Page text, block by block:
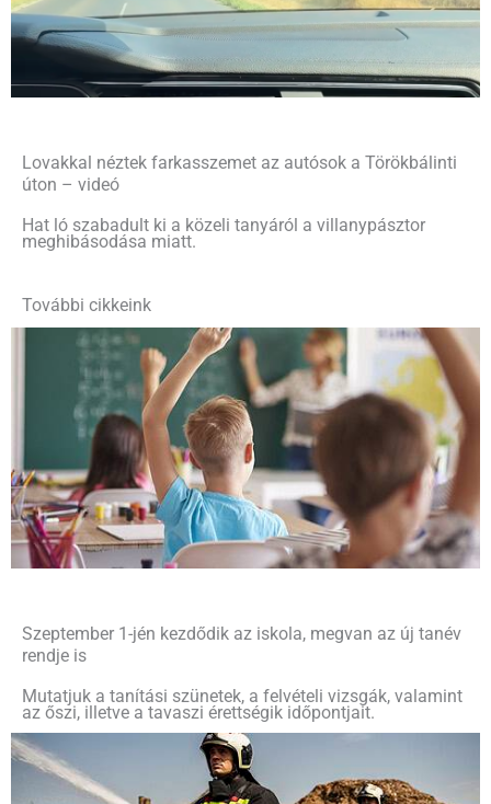
Lovakkal néztek farkasszemet az autósok a Törökbálinti
úton – videó
Hat ló szabadult ki a közeli tanyáról a villanypásztor
meghibásodása miatt.
További cikkeink
Szeptember 1-jén kezdődik az iskola, megvan az új tanév
rendje is
Mutatjuk a tanítási szünetek, a felvételi vizsgák, valamint
az őszi, illetve a tavaszi érettségik időpontjait.